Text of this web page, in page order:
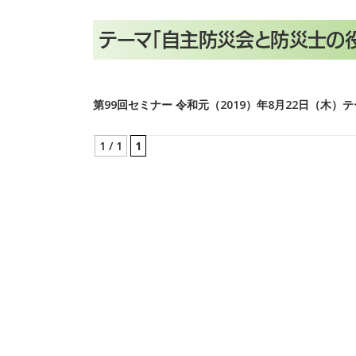
テーマ「自主防災会と防災士の役
第99回セミナー 令和元（2019）年8月22日（木）
1 / 1 1